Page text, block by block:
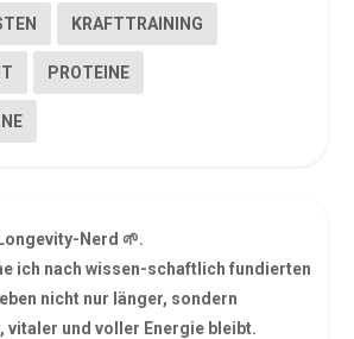
KRAFTTRAINING
PROTEINE
Nerd 🌱.
ich nach wissen-schaftlich fundierten
nicht nur länger, sondern
vitaler und voller Energie bleibt.